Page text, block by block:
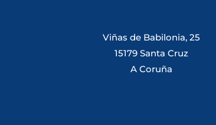
Viñas de Babilonia, 25
15179 Santa Cruz
A Coruña